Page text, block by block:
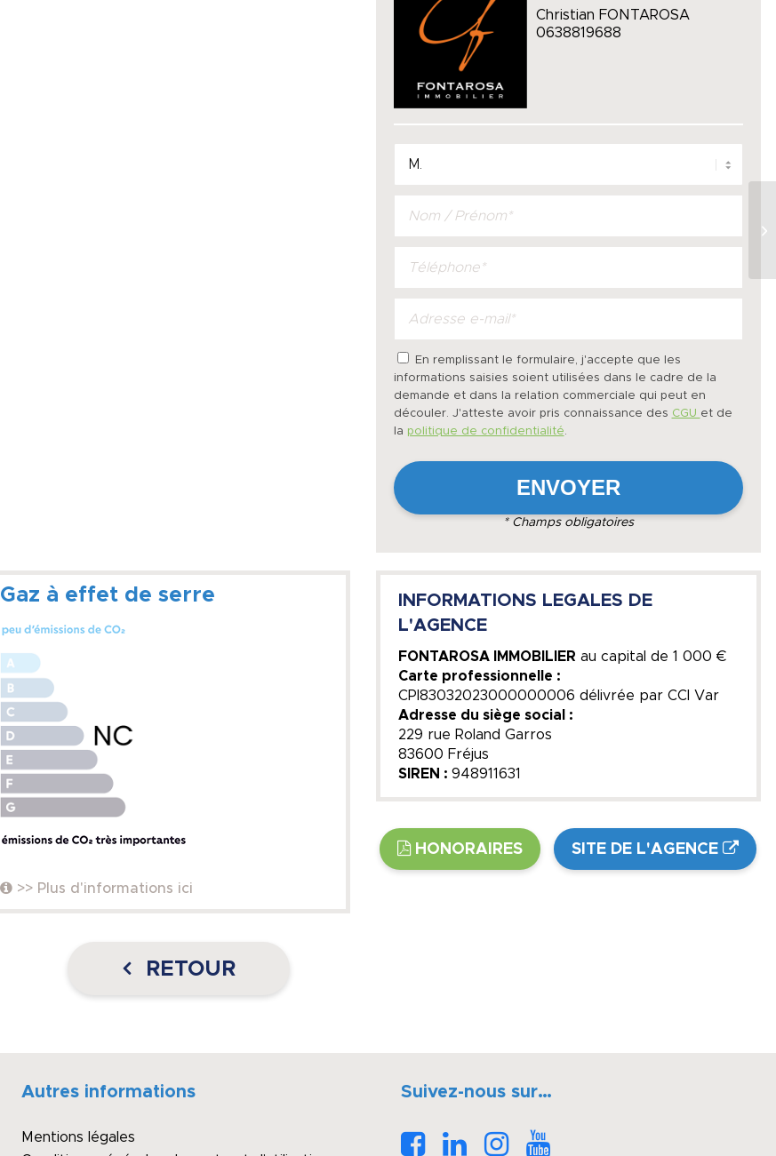
Christian FONTAROSA
0638819688
En remplissant le formulaire, j'accepte que les
informations saisies soient utilisées dans le cadre de la
demande et dans la relation commerciale qui peut en
découler. J'atteste avoir pris connaissance des CGU et de
la politique de confidentialité.
* Champs obligatoires
Gaz à effet de serre
>> Plus d'informations ici
INFORMATIONS LEGALES DE
L'AGENCE
FONTAROSA IMMOBILIER au capital de 1 000 €
Carte professionnelle :
CPI83032023000000006 délivrée par CCI Var
Adresse du siège social :
229 rue Roland Garros
83600 Fréjus
SIREN : 948911631
HONORAIRES SITE DE L'AGENCE
RETOUR
Autres informations
Mentions légales
Suivez-nous sur…
A